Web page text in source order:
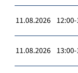
11.08.2026 12:00-
11.08.2026 13:00-